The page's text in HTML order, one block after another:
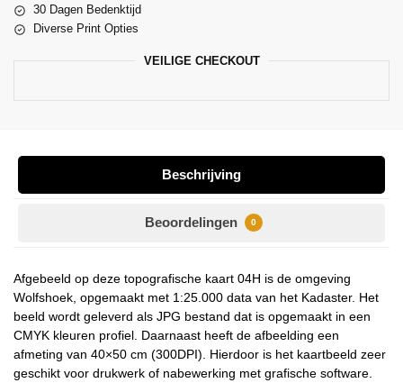
30 Dagen Bedenktijd
Diverse Print Opties
VEILIGE CHECKOUT
Beschrijving
Beoordelingen 0
Afgebeeld op deze topografische kaart 04H is de omgeving
Wolfshoek, opgemaakt met 1:25.000 data van het Kadaster. Het
beeld wordt geleverd als JPG bestand dat is opgemaakt in een
CMYK kleuren profiel. Daarnaast heeft de afbeelding een
afmeting van 40×50 cm (300DPI). Hierdoor is het kaartbeeld zeer
geschikt voor drukwerk of nabewerking met grafische software.